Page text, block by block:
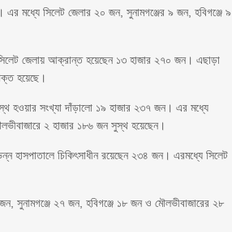
মধ্যে সিলেট জেলার ২০ জন, সুনামগঞ্জের ৯ জন, হবিগঞ্জে ৯
জেলায় আক্রান্ত হয়েছেন ১৩ হাজার ২৭০ জন। এছাড়া
হয়েছে।
হওয়ার সংখ্যা দাঁড়ালো ১৯ হাজার ২৩৭ জন। এর মধ্যে
২ হাজার ১৮৬ জন সুস্থ হয়েছেন।
হাসপাতালে চিকিৎসাধীন রয়েছেন ২৩৪ জন। এরমধ্যে সিলেট
সুনামগঞ্জে ২৭ জন, হবিগঞ্জে ১৮ জন ও মৌলভীবাজারের ২৮